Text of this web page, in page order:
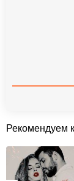
Рекомендуем